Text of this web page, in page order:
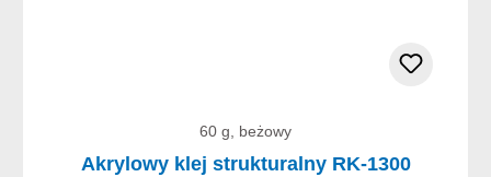
60 g, beżowy
Akrylowy klej strukturalny RK-1300